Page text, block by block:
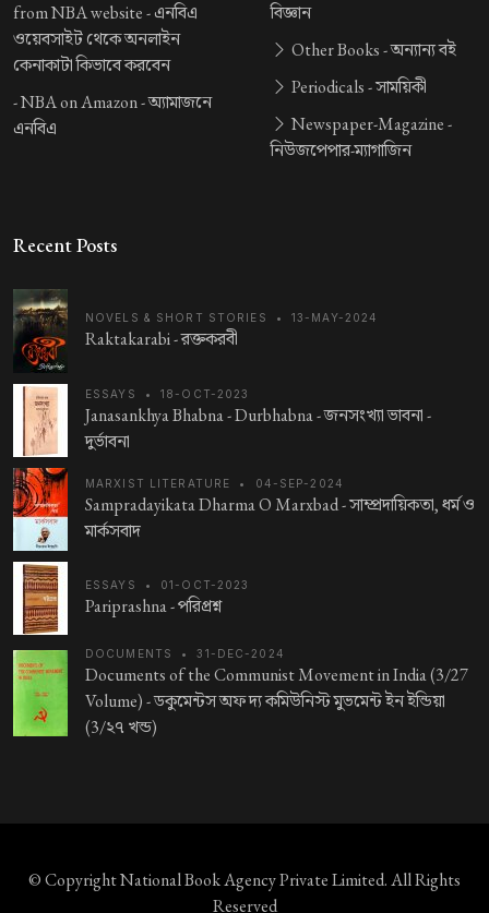
from NBA website -এনবিএ
ওয়েবসাইট থেকে অনলাইন
কেনাকাটা কিভাবে করবেন
-NBA on Amazon -অ্যামাজনে
এনবিএ
বিজ্ঞান
Other Books -অন্যান্য বই
Periodicals -সাময়িকী
Newspaper-Magazine -
নিউজপেপার-ম্যাগাজিন
Recent Posts
NOVELS & SHORT STORIES • 13-MAY-2024
Raktakarabi -রক্তকরবী
ESSAYS • 18-OCT-2023
Janasankhya Bhabna - Durbhabna -জনসংখ্যা ভাবনা -
দুর্ভাবনা
MARXIST LITERATURE • 04-SEP-2024
Sampradayikata Dharma O Marxbad -সাম্প্রদায়িকতা, ধর্ম ও
মার্কসবাদ
ESSAYS • 01-OCT-2023
Pariprashna -পরিপ্রশ্ন
DOCUMENTS • 31-DEC-2024
Documents of the Communist Movement in India (3/27
Volume) -ডকুমেন্টস অফ দ্য কমিউনিস্ট মুভমেন্ট ইন ইন্ডিয়া
(3/২৭ খন্ড)
© CopyrightNational Book Agency Private Limited. All Rights
Reserved